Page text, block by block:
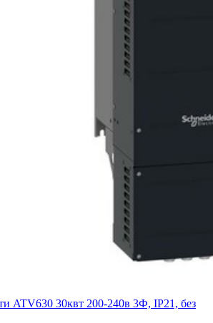
ATV630 30квт 200-240в 3Ф, IP21, без